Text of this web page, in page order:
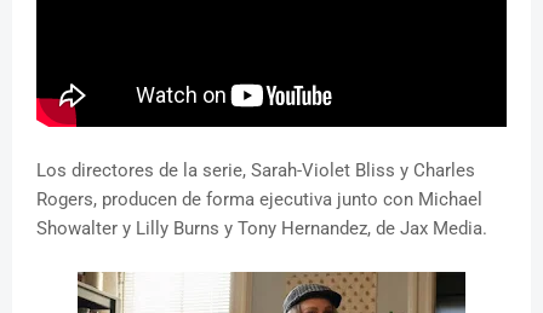
Los directores de la serie, Sarah-Violet Bliss y Charles
Rogers, producen de forma ejecutiva junto con Michael
Showalter y Lilly Burns y Tony Hernandez, de Jax Media.